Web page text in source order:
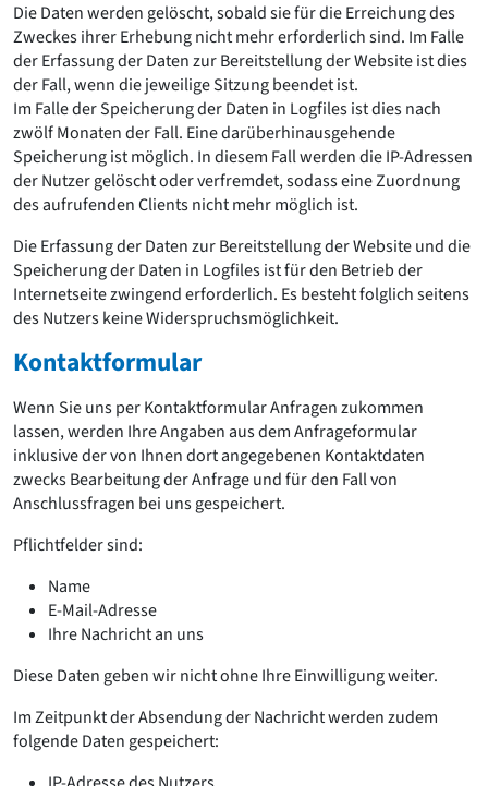
Die Daten werden gelöscht, sobald sie für die Erreichung des
Zweckes ihrer Erhebung nicht mehr erforderlich sind. Im Falle
der Erfassung der Daten zur Bereitstellung der Website ist dies
der Fall, wenn die jeweilige Sitzung beendet ist.
Im Falle der Speicherung der Daten in Logfiles ist dies nach
zwölf Monaten der Fall. Eine darüberhinausgehende
Speicherung ist möglich. In diesem Fall werden die IP-Adressen
der Nutzer gelöscht oder verfremdet, sodass eine Zuordnung
des aufrufenden Clients nicht mehr möglich ist.
Die Erfassung der Daten zur Bereitstellung der Website und die
Speicherung der Daten in Logfiles ist für den Betrieb der
Internetseite zwingend erforderlich. Es besteht folglich seitens
des Nutzers keine Widerspruchsmöglichkeit.
Kontaktformular
Wenn Sie uns per Kontaktformular Anfragen zukommen
lassen, werden Ihre Angaben aus dem Anfrageformular
inklusive der von Ihnen dort angegebenen Kontaktdaten
zwecks Bearbeitung der Anfrage und für den Fall von
Anschlussfragen bei uns gespeichert.
Pflichtfelder sind:
Name
E-Mail-Adresse
Ihre Nachricht an uns
Diese Daten geben wir nicht ohne Ihre Einwilligung weiter.
Im Zeitpunkt der Absendung der Nachricht werden zudem
folgende Daten gespeichert: